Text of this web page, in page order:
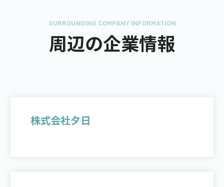
SURROUNDING COMPANY INFORMATION
周辺の企業情報
株式会社夕日